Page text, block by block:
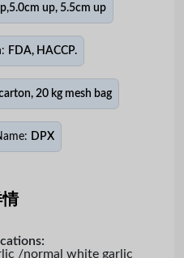
up, 5.5cm up
FDA, HACCP.
20 kg mesh bag
DPX
/normal white garlic